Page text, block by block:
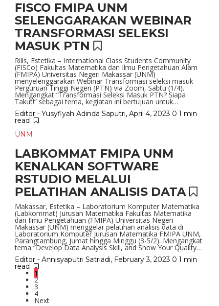
FISCO FMIPA UNM
SELENGGARAKAN WEBINAR
TRANSFORMASI SELEKSI
MASUK PTN
Rilis, Estetika – International Class Students Community
(FISCo) Fakultas Matematika dan Ilmu Pengetahuan Alam
(FMIPA) Universitas Negeri Makassar (UNM)
menyelenggarakan Webinar Transformasi seleksi masuk
Perguruan Tinggi Negeri (PTN) via Zoom, Sabtu (1/4).
Mengangkat “Transformasi Seleksi Masuk PTN? Siapa
Takut!” sebagai tema, kegiatan ini bertujuan untuk…
Editor - Yusyfiyah Adinda Saputri, April 4, 2023 0 1 min
read
UNM
LABKOMMAT FMIPA UNM
KENALKAN SOFTWARE
RSTUDIO MELALUI
PELATIHAN ANALISIS DATA
Makassar, Estetika – Laboratorium Komputer Matematika
(Labkommat) Jurusan Matematika Fakultas Matematika
dan Ilmu Pengetahuan (FMIPA) Universitas Negeri
Makassar (UNM) menggelar pelatihan analisis data di
Laboratorium Komputer Jurusan Matematika FMIPA UNM,
Parangtambung, Jumat hingga Minggu (3-5/2). Mengangkat
tema “Develop Data Analysis Skill, and Show Your Quality…
Editor - Annisyaputri Satriadi, February 3, 2023 0 1 min
read
1
2
3
4
Next